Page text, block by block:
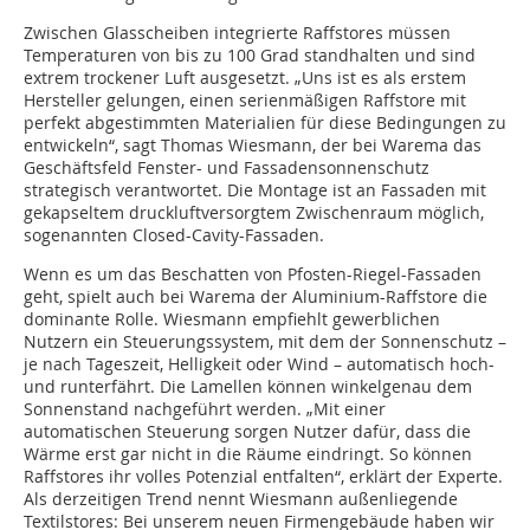
Zwischen Glasscheiben integrierte Raffstores müssen
Temperaturen von bis zu 100 Grad standhalten und sind
extrem trockener Luft ausgesetzt. „Uns ist es als erstem
Hersteller gelungen, einen serienmäßigen Raffstore mit
perfekt abgestimmten Materialien für diese Bedingungen zu
entwickeln“, sagt Thomas Wiesmann, der bei Warema das
Geschäftsfeld Fenster- und Fassadensonnenschutz
strategisch verantwortet. Die Montage ist an Fassaden mit
gekapseltem druckluftversorgtem Zwischenraum möglich,
sogenannten Closed-Cavity-Fassaden.
Wenn es um das Beschatten von Pfosten-Riegel-Fassaden
geht, spielt auch bei Warema der Aluminium-Raffstore die
dominante Rolle. Wiesmann empfiehlt gewerblichen
Nutzern ein Steuerungssystem, mit dem der Sonnenschutz –
je nach Tageszeit, Helligkeit oder Wind – automatisch hoch-
und runterfährt. Die Lamellen können winkelgenau dem
Sonnenstand nachgeführt werden. „Mit einer
automatischen Steuerung sorgen Nutzer dafür, dass die
Wärme erst gar nicht in die Räume eindringt. So können
Raffstores ihr volles Potenzial entfalten“, erklärt der Experte.
Als derzeitigen Trend nennt Wiesmann außenliegende
Textilstores: Bei unserem neuen Firmengebäude haben wir